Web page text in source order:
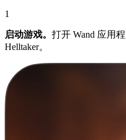
1
启动游戏。 打开 Wand 应用
Helltaker。